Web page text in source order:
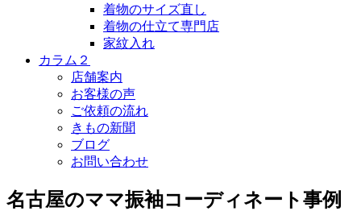
着物のサイズ直し
着物の仕立て専門店
家紋入れ
カラム２
店舗案内
お客様の声
ご依頼の流れ
きもの新聞
ブログ
お問い合わせ
名古屋のママ振袖コーディネート事例